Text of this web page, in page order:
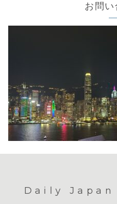
お問
Daily